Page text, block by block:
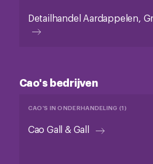
Detailhandel Aardappelen,
Cao's bedrijven
CAO'S IN ONDERHANDELING (1)
Cao Gall & Gall